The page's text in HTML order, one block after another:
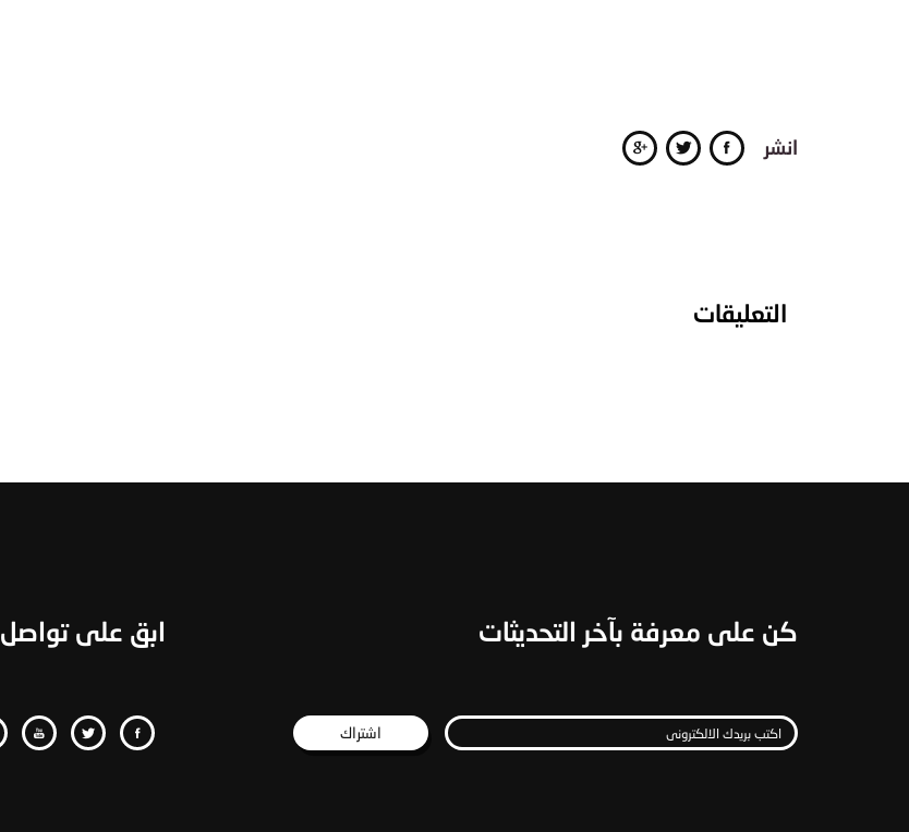
انشر
التعليقات
كن على معرفة بآخر التحديثات ابق على تواصل